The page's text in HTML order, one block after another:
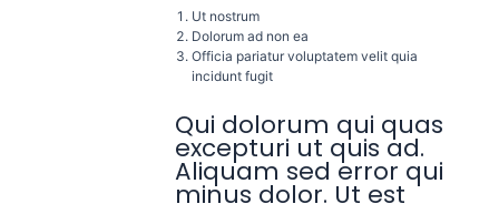
Ut nostrum
Dolorum ad non ea
Officia pariatur voluptatem velit quia
incidunt fugit
Qui dolorum qui quas
excepturi ut quis ad.
Aliquam sed error qui
minus dolor. Ut est